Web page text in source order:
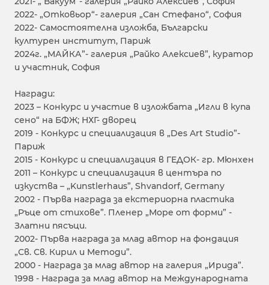
2022- „Отковьор“- галерия „Сан Стефано“, София
2022- Самостоятелна изложба, Български
културен институт, Париж
2024г. „МАЙКА”- галерия „Райко Алексиев”, куратор
и участник, София
Награди:
2023 – Конкурс и участие в изложбата „Игли в купа
сено“ на БФЖ; НХГ- дворец
2019 - Конкурс и специализация в „Des Art Studio”-
Париж
2015 - Конкурс и специализация в ГЕДОК- гр. Мюнхен
2011 – Конкурс и специализация в центъра по
изкуства – „Kunstlerhaus”, Shvandorf, Germany
2002 - Първа награда за екстериорна пластика
„Ръце от стихове”. Пленер „Море от форми” -
Златни пясъци.
2002- Първа награда за млад автор на фондация
„Св. Св. Кирил и Методи”.
2000 - Награда за млад автор на галерия „Ирида”.
1998 - Награда за млад автор на Международната